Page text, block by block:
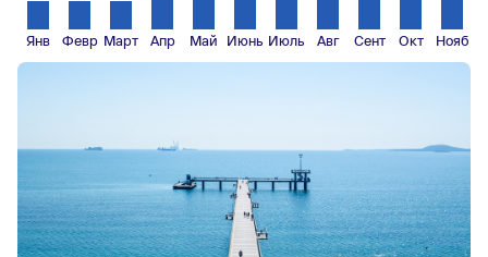
Янв Февр Март Апр Май Июнь Июль Авг Сент Окт Нояб